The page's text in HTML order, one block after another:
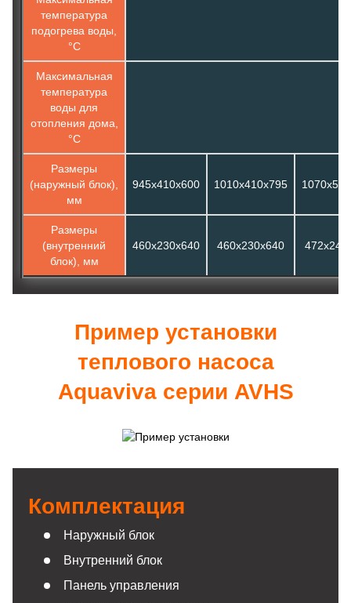
температура
подогрева воды,
°С
Максимальная
температура
воды для
отопления дома,
°С
Размеры
(наружный блок),
мм
945х410х600 1010х410х795
Размеры
(внутренний
блок), мм
460х230х640 460х230х640
Пример установки
теплового насоса
Aquaviva серии AVHS
Комплектация
Наружный блок
Внутренний блок
Панель управления